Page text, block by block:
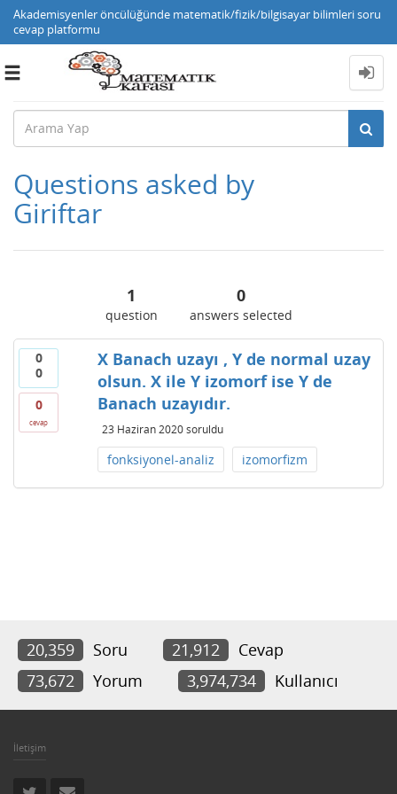
Akademisyenler öncülüğünde matematik/fizik/bilgisayar bilimleri soru
cevap platformu
Toggle
Questions asked by
Giriftar
1
question
0
answers selected
0
0
0
cevap
X Banach uzayı , Y de normal uzay
olsun. X ile Y izomorf ise Y de
Banach uzayıdır.
23 Haziran 2020 soruldu
fonksiyonel-analiz izomorfizm
20,359 Soru 21,912
Cevap
73,672
Yorum 3,974,734 Kullanıcı
İletişim